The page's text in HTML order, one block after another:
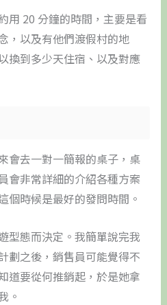
用 20 分鐘的時間，主要是看
，以及有他們渡假村的地
換到多少天住宿、以及對應
會去一對一簡報的桌子，桌
會非常詳細的介紹各種方案
個時候是最好的發問時間。
型態而決定。我簡單說完我
劃之後，銷售員可能覺得不
道要從何推銷起，於是她拿
。